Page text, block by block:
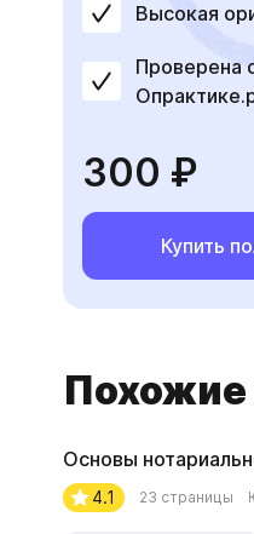
Высокая
Проверена
300 ₽
Купить
Основы
4.1 23 страницы